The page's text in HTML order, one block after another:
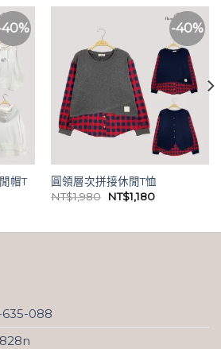
帽T
-40%
圓領層次拼接休閒T恤
NT$1,980
原
NT$1,180目
088